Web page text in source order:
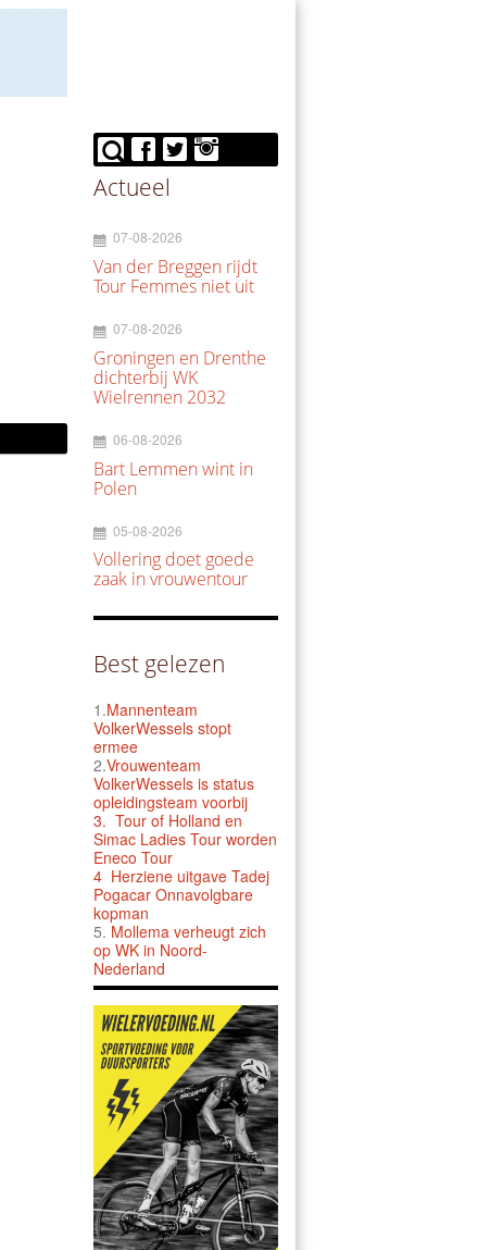
Actueel
07-08-2026
Van der Breggen rijdt
Tour Femmes niet uit
07-08-2026
Groningen en Drenthe
dichterbij WK
Wielrennen 2032
06-08-2026
Bart Lemmen wint in
Polen
05-08-2026
Vollering doet goede
zaak in vrouwentour
Best gelezen
1.Mannenteam
VolkerWessels stopt
ermee
2.Vrouwenteam
VolkerWessels is status
opleidingsteam voorbij
3. Tour of Holland en
Simac Ladies Tour worden
Eneco Tour
4 Herziene uitgave Tadej
Pogacar Onnavolgbare
kopman
5. Mollema verheugt zich
op WK in Noord-
Nederland